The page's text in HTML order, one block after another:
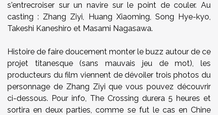
s'entrecroiser sur un navire sur le point de couler. Au
casting : Zhang Ziyi, Huang Xiaoming, Song Hye-kyo,
Takeshi Kaneshiro et Masami Nagasawa.
Histoire de faire doucement monter le buzz autour de ce
projet titanesque (sans mauvais jeu de mot), les
producteurs du film viennent de dévoiler trois photos du
personnage de Zhang Ziyi que vous pouvez découvrir
ci-dessous. Pour info, The Crossing durera 5 heures et
sortira en deux parties, comme se fut le cas en Chine